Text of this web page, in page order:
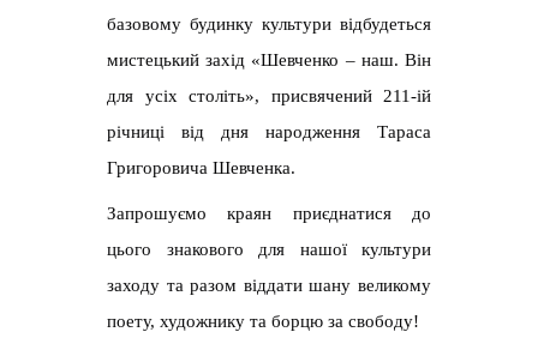
базовому будинку культури відбудеться
мистецький захід «Шевченко – наш. Він
для усіх століть», присвячений 211-ій
річниці від дня народження Тараса
Григоровича Шевченка.
Запрошуємо краян приєднатися до
цього знакового для нашої культури
заходу та разом віддати шану великому
поету, художнику та борцю за свободу!